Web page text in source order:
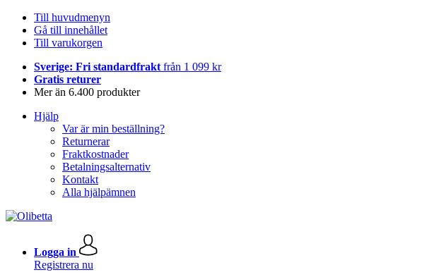
Till huvudmenyn
Gå till innehållet
Till varukorgen
Sverige: Fri standardfrakt från 1 099 kr
Gratis returer
Mer än 6.400 produkter
Hjälp
Var är min beställning?
Returnerar
Fraktkostnader
Betalningsalternativ
Kontakt
Alla hjälpämnen
Logga in
Registrera nu